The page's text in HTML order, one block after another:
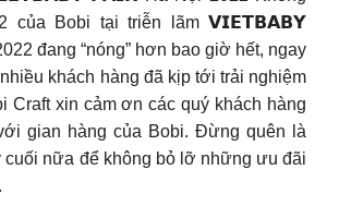
của Bobi tại triễn lãm 𝗩𝗜𝗘𝗧𝗕𝗔𝗕𝗬
đang “nóng” hơn bao giờ hết, ngay
nhiều khách hàng đã kịp tới trải nghiệm
Craft xin cảm ơn các quý khách hàng
gian hàng của Bobi. Đừng quên là
cuối nữa để không bỏ lỡ những ưu đãi